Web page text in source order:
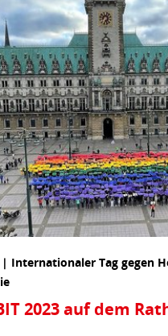
| Internationaler Tag gegen
2023 auf dem